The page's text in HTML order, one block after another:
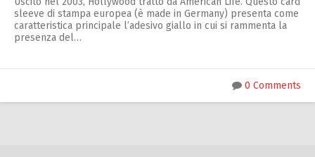
sleeve di stampa europea (è made in Germany) presenta come
caratteristica principale l’adesivo giallo in cui si rammenta la
presenza del…
0 Comments